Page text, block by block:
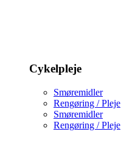
Cykelpleje
Smøremidler
Rengøring / Pleje
Smøremidler
Rengøring / Pleje